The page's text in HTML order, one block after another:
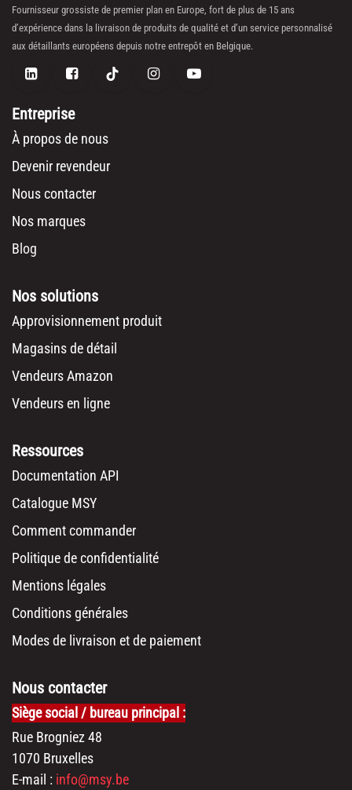
Fournisseur grossiste de premier plan en Europe, fort de plus de 15 ans
d’expérience dans la livraison de produits de qualité et d’un service personnalisé
aux détaillants européens depuis notre entrepôt en Belgique.
Entreprise
À propos de nous
Devenir revendeur
Nous contacter
Nos marques
Blog
Nos solutions
Approvisionnement produit
Magasins de détail
Vendeurs Amazon
Vendeurs en ligne
Ressources
Documentation API
Catalogue MSY
Comment commander
Politique de confidentialité
Mentions légales
Conditions générales
Modes de livraison et de paiement
Nous contacter
Siège social / bureau principal :
Rue Brogniez 48
1070 Bruxelles
E-mail : info@msy.be